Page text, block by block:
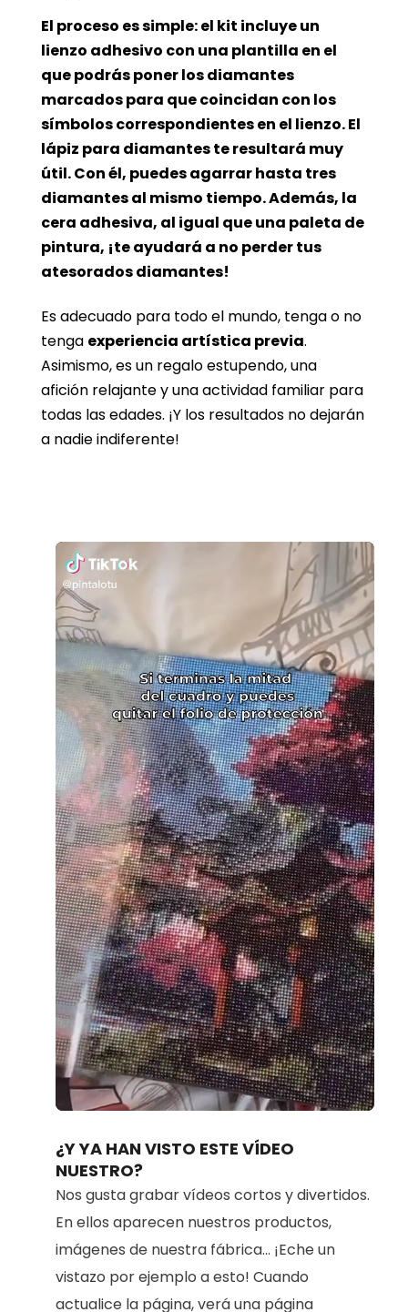
El proceso es simple: el kit incluye un
lienzo adhesivo con una plantilla en el
que podrás poner los diamantes
marcados para que coincidan con los
símbolos correspondientes en el lienzo. El
lápiz para diamantes te resultará muy
útil. Con él, puedes agarrar hasta tres
diamantes al mismo tiempo. Además, la
cera adhesiva, al igual que una paleta de
pintura, ¡te ayudará a no perder tus
atesorados diamantes!
Es adecuado para todo el mundo, tenga o no
tenga experiencia artística previa.
Asimismo, es un regalo estupendo, una
afición relajante y una actividad familiar para
todas las edades. ¡Y los resultados no dejarán
a nadie indiferente!
Unmute Loaded
100.00%
¿Y YA HAN VISTO ESTE VÍDEO
NUESTRO?
Nos gusta grabar vídeos cortos y divertidos.
En ellos aparecen nuestros productos,
imágenes de nuestra fábrica... ¡Eche un
vistazo por ejemplo a esto! Cuando
actualice la página, verá una página